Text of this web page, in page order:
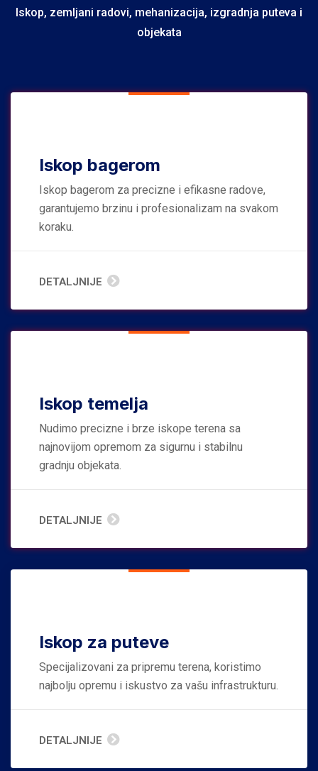
Iskop, zemljani radovi, mehanizacija, izgradnja puteva i
objekata
Iskop bagerom
Iskop bagerom za precizne i efikasne radove,
garantujemo brzinu i profesionalizam na svakom
koraku.
DETALJNIJE
Iskop temelja
Nudimo precizne i brze iskope terena sa
najnovijom opremom za sigurnu i stabilnu
gradnju objekata.
DETALJNIJE
Iskop za puteve
Specijalizovani za pripremu terena, koristimo
najbolju opremu i iskustvo za vašu infrastrukturu.
DETALJNIJE